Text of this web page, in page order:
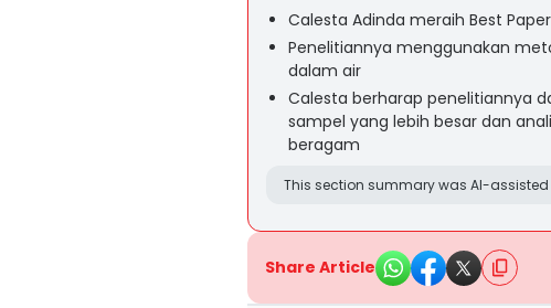
Calesta Adinda meraih Best Paper
Penelitiannya menggunakan
dalam air
Calesta berharap penelitiannya
sampel yang lebih besar dan
beragam
This section summary was AI-
Share Article